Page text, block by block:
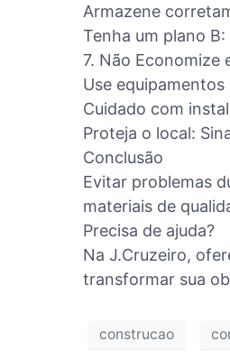
Armazene
Tenha um plano
7. Não Economize
Use
Cuidado com
Proteja o local:
Conclusão
Evitar problemas
materiais de
Precisa de ajuda?
Na J.Cruzeiro,
transformar sua
construcao